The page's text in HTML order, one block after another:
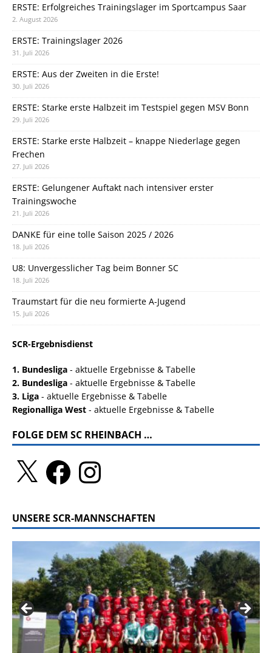
ERSTE: Erfolgreiches Trainingslager im Sportcampus Saar
2. August 2026
ERSTE: Trainingslager 2026
31. Juli 2026
ERSTE: Aus der Zweiten in die Erste!
30. Juli 2026
ERSTE: Starke erste Halbzeit im Testspiel gegen MSV Bonn
29. Juli 2026
ERSTE: Starke erste Halbzeit – knappe Niederlage gegen
Frechen
27. Juli 2026
ERSTE: Gelungener Auftakt nach intensiver erster
Trainingswoche
21. Juli 2026
DANKE für eine tolle Saison 2025 / 2026
18. Juli 2026
U8: Unvergesslicher Tag beim Bonner SC
18. Juli 2026
Traumstart für die neu formierte A-Jugend
15. Juli 2026
SCR-Ergebnisdienst
1. Bundesliga - aktuelle Ergebnisse & Tabelle
2. Bundesliga - aktuelle Ergebnisse & Tabelle
3. Liga - aktuelle Ergebnisse & Tabelle
Regionalliga West - aktuelle Ergebnisse & Tabelle
FOLGE DEM SC RHEINBACH …
UNSERE SCR-MANNSCHAFTEN